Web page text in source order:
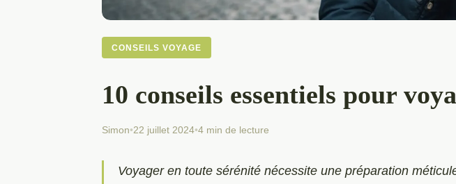
CONSEILS VOYAGE
10 conseils essentiels pour
Simon•22 juillet 2024•4 min de lecture
Voyager en toute sérénité nécessite une préparation